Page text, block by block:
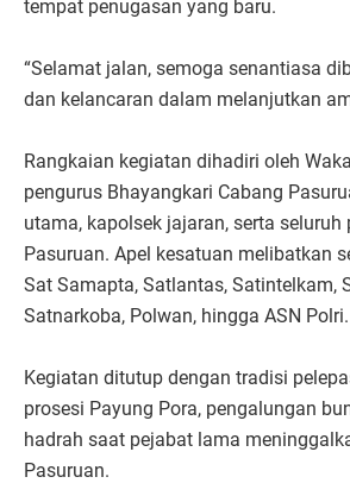
tempat penugasan yang baru.
“Selamat jalan, semoga senantiasa
dan kelancaran dalam melanjutkan
Rangkaian kegiatan dihadiri oleh
pengurus Bhayangkari Cabang
utama, kapolsek jajaran, serta seluruh
Pasuruan. Apel kesatuan melibatkan
Sat Samapta, Satlantas, Satintelkam,
Satnarkoba, Polwan, hingga ASN Polri.
Kegiatan ditutup dengan tradisi
prosesi Payung Pora, pengalungan
hadrah saat pejabat lama
Pasuruan.